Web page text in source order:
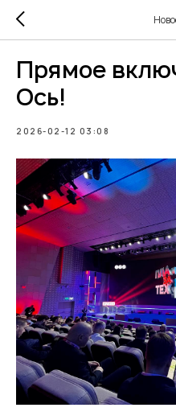
Прямое
Ось!
2026-02-12 03:08